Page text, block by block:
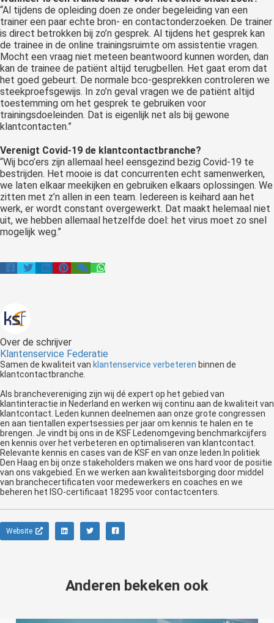
“Al tijdens de opleiding doen ze onder begeleiding van een
trainer een paar echte bron- en contactonderzoeken. De trainer
is direct betrokken bij zo’n gesprek. Al tijdens het gesprek kan
de trainee in de online trainingsruimte om assistentie vragen.
Mocht een vraag niet meteen beantwoord kunnen worden, dan
kan de trainee de patiënt altijd terugbellen. Het gaat erom dat
het goed gebeurt. De normale bco-gesprekken controleren we
steekproefsgewijs. In zo’n geval vragen we de patiënt altijd
toestemming om het gesprek te gebruiken voor
trainingsdoeleinden. Dat is eigenlijk net als bij gewone
klantcontacten.”
Verenigt Covid-19 de klantcontactbranche?
“Wij bco’ers zijn allemaal heel eensgezind bezig Covid-19 te
bestrijden. Het mooie is dat concurrenten echt samenwerken,
we laten elkaar meekijken en gebruiken elkaars oplossingen. We
zitten met z’n allen in een team. Iedereen is keihard aan het
werk, er wordt constant overgewerkt. Dat maakt helemaal niet
uit, we hebben allemaal hetzelfde doel: het virus moet zo snel
mogelijk weg.”
Over de schrijver
Klantenservice Federatie
Samen de kwaliteit van klantenservice verbeteren binnen de
klantcontactbranche.
Als branchevereniging zijn wij dé expert op het gebied van
klantinteractie in Nederland en werken wij continu aan de kwaliteit van
klantcontact. Leden kunnen deelnemen aan onze grote congressen
en aan tientallen expertsessies per jaar om kennis te halen en te
brengen. Je vindt bij ons in de KSF Ledenomgeving benchmarkcijfers
en kennis over het verbeteren en optimaliseren van klantcontact.
Relevante kennis en cases van de KSF en van onze leden.In politiek
Den Haag en bij onze stakeholders maken we ons hard voor de positie
van ons vakgebied. En we werken aan kwaliteitsborging door middel
van branchecertificaten voor medewerkers en coaches en we
beheren het ISO-certificaat 18295 voor contactcenters.
Website
Anderen bekeken ook